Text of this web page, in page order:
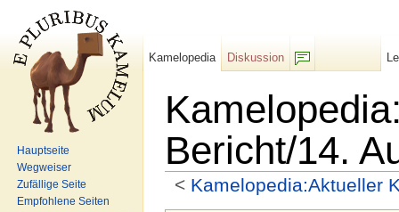
Bericht/14.
< Kamelopedia:Aktueller
Kamelopedia
Diskussion
Hauptseite
Wegweiser
Zufällige Seite
Empfohlene Seiten